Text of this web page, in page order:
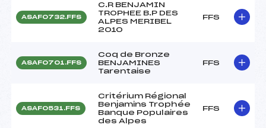
ASAF0732.FFS
C.R BENJAMIN
TROPHEE B.P DES
ALPES MERIBEL
2010
FFS
ASAF0701.FFS
Coq de Bronze
BENJAMINES
Tarentaise
FFS
ASAF0531.FFS
Critérium Régional
Benjamins Trophée
Banque Populaires
des Alpes
FFS